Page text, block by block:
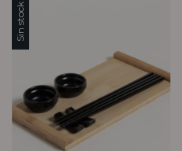
Sin stock